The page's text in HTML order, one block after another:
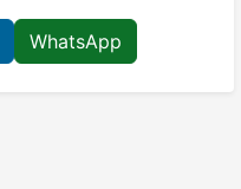
WhatsApp